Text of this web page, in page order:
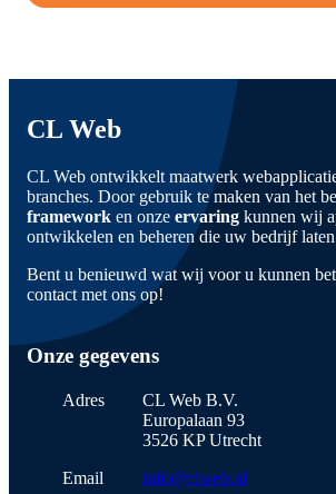
CL Web
CL Web ontwikkelt maatwerk
branches. Door gebruik te maken van het
framework en onze ervaring kunnen wij
ontwikkelen en beheren die uw bedrijf
Bent u benieuwd wat wij voor u kunnen
contact met ons op!
Onze gegevens
Adres
CL Web B.V.
Europalaan 93
3526 KP Utrecht
Email
info@clweb.nl